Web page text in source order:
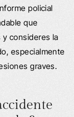
policial
que
consideres la
especialmente
graves.